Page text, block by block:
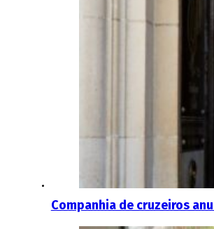
Companhia de cruzeiros